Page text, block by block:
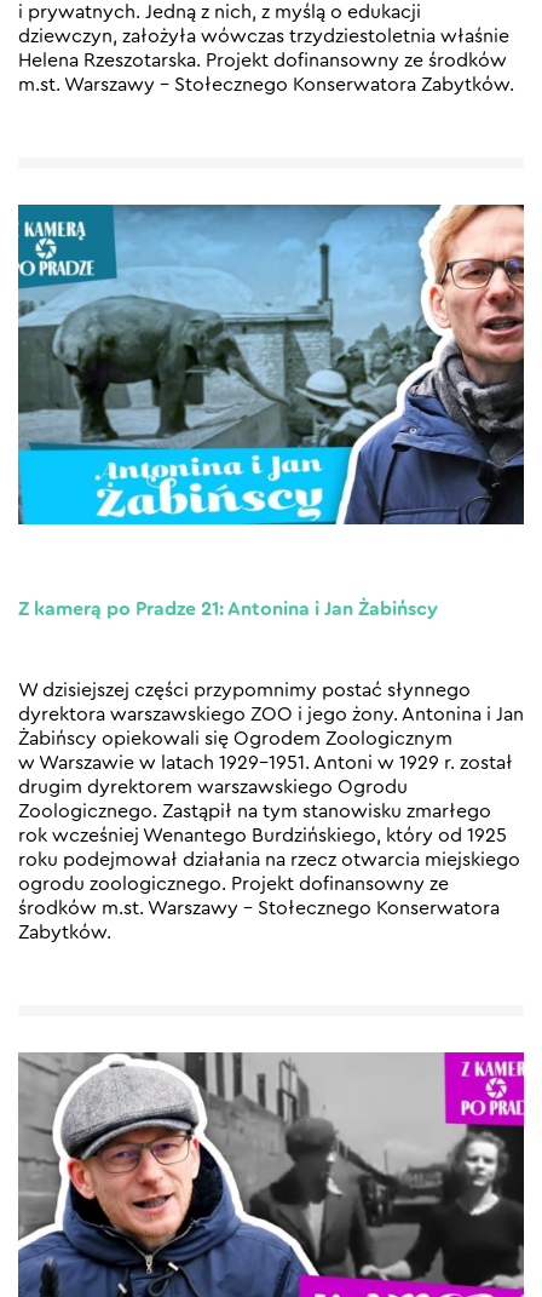
i prywatnych. Jedną z nich, z myślą o edukacji
dziewczyn, założyła wówczas trzydziestoletnia właśnie
Helena Rzeszotarska. Projekt dofinansowny ze środków
m.st. Warszawy – Stołecznego Konserwatora Zabytków.
Z kamerą po Pradze 21: Antonina i Jan Żabińscy
W dzisiejszej części przypomnimy postać słynnego
dyrektora warszawskiego ZOO i jego żony. Antonina i Jan
Żabińscy opiekowali się Ogrodem Zoologicznym
w Warszawie w latach 1929–1951. Antoni w 1929 r. został
drugim dyrektorem warszawskiego Ogrodu
Zoologicznego. Zastąpił na tym stanowisku zmarłego
rok wcześniej Wenantego Burdzińskiego, który od 1925
roku podejmował działania na rzecz otwarcia miejskiego
ogrodu zoologicznego. Projekt dofinansowny ze
środków m.st. Warszawy – Stołecznego Konserwatora
Zabytków.